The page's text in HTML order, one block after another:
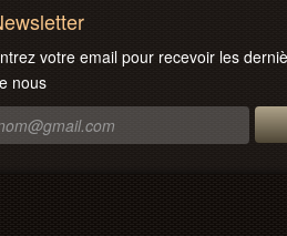
votre email pour recevoir les
nous